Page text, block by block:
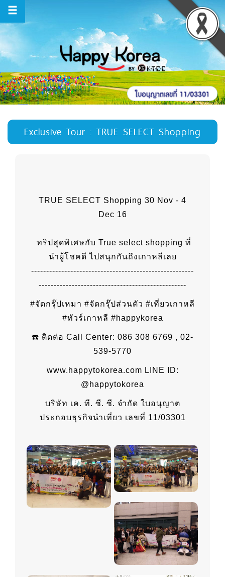
Exclusive Tour : TRUE SELECT Shopping
TRUE SELECT Shopping 30 Nov - 4
Dec 16
ทริปสุดพิเศษกับ True select shopping ที่
นำผู้โชคดี ไปสนุกกันถึงเกาหลีเลย
------------------------------------------------------
-------------------------------------------------
#จัดกรุ๊ปเหมา #จัดกรุ๊ปส่วนตัว #เที่ยวเกาหลี
#ทัวร์เกาหลี #happykorea
☎️ ติดต่อ Call Center: 086 308 6769 , 02-
539-5770
www.happytokorea.com LINE ID:
@happytokorea
บริษัท เค. ที. ซี. ซี. จำกัด ใบอนุญาต
ประกอบธุรกิจนำเที่ยว เลขที่ 11/03301